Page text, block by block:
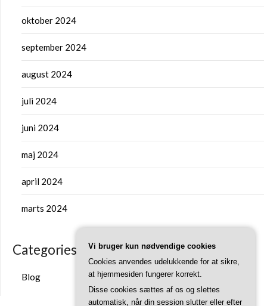
oktober 2024
september 2024
august 2024
juli 2024
juni 2024
maj 2024
april 2024
marts 2024
Categories
Blog
Vi bruger kun nødvendige cookies
Cookies anvendes udelukkende for at sikre,
at hjemmesiden fungerer korrekt.
Disse cookies sættes af os og slettes
automatisk, når din session slutter eller efter